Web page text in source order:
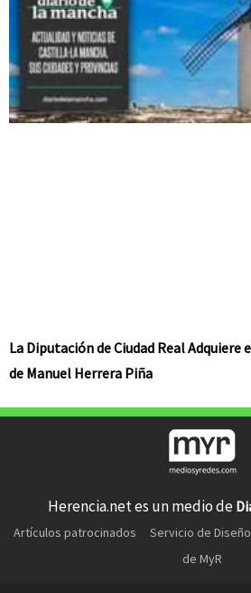
La Diputación de Ciudad Real
de Manuel Herrera Piña
Herencia.net es un medio de
Artículos patrocinados Servicio de
de MyR